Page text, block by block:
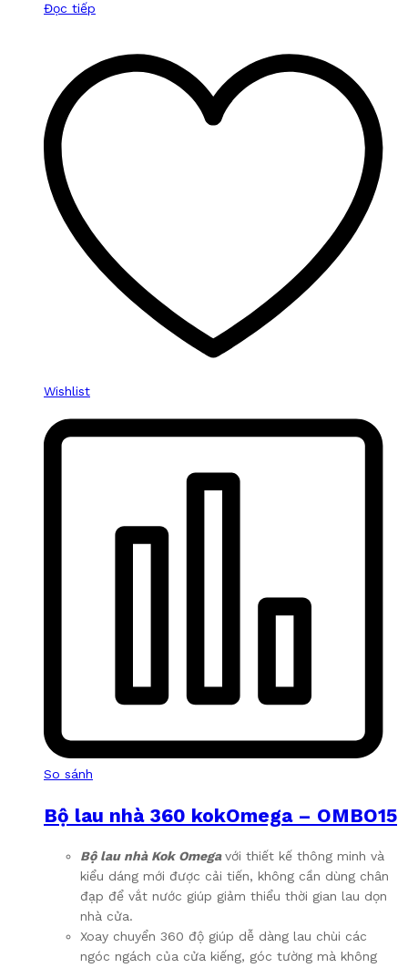
Đọc tiếp
Wishlist
So sánh
Bộ lau nhà 360 kokOmega – OMBO15
Bộ lau nhà Kok Omegavới thiết kế thông minh và
kiểu dáng mới được cải tiến, không cần dùng chân
đạp để vắt nước giúp giảm thiểu thời gian lau dọn
nhà cửa.
Xoay chuyển 360 độ giúp dễ dàng lau chùi các
ngóc ngách của cửa kiếng, góc tường mà không